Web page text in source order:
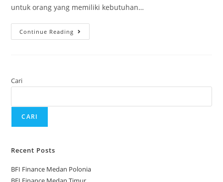
untuk orang yang memiliki kebutuhan…
Continue Reading
Cari
CARI
Recent Posts
BFI Finance Medan Polonia